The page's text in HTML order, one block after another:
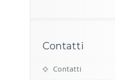
Contatti
Contatti